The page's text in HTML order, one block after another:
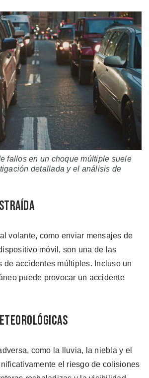
fallos en un choque múltiple suele
detallada y el análisis de
volante, como enviar mensajes de
móvil, son una de las
de accidentes múltiples. Incluso un
puede provocar un accidente
como la lluvia, la niebla y el
el riesgo de colisiones